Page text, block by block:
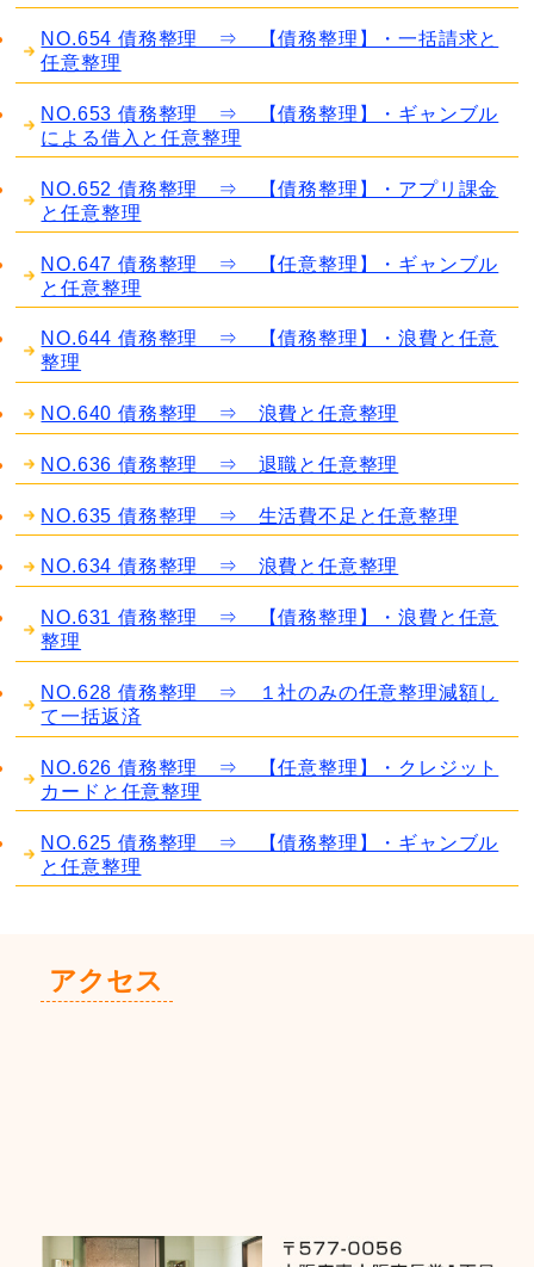
NO.654 債務整理 ⇒ 【債務整理】・一括請求と
任意整理
NO.653 債務整理 ⇒ 【債務整理】・ギャンブル
による借入と任意整理
NO.652 債務整理 ⇒ 【債務整理】・アプリ課金
と任意整理
NO.647 債務整理 ⇒ 【任意整理】・ギャンブル
と任意整理
NO.644 債務整理 ⇒ 【債務整理】・浪費と任意
整理
NO.640 債務整理 ⇒ 浪費と任意整理
NO.636 債務整理 ⇒ 退職と任意整理
NO.635 債務整理 ⇒ 生活費不足と任意整理
NO.634 債務整理 ⇒ 浪費と任意整理
NO.631 債務整理 ⇒ 【債務整理】・浪費と任意
整理
NO.628 債務整理 ⇒ １社のみの任意整理減額し
て一括返済
NO.626 債務整理 ⇒ 【任意整理】・クレジット
カードと任意整理
NO.625 債務整理 ⇒ 【債務整理】・ギャンブル
と任意整理
アクセス